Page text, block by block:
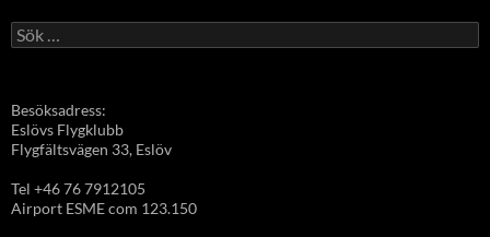
Sök
efter:
Besöksadress:
Eslövs Flygklubb
Flygfältsvägen 33, Eslöv
Tel +46 76 7912105
Airport ESME com 123.150